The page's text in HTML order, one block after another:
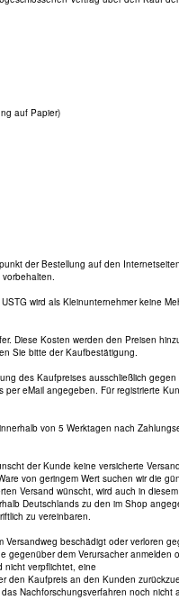
auf Papier)
der Bestellung auf den
wird als Kleinunternehmer keine
Diese Kosten werden den Preisen
Sie bitte der Kaufbestätigung.
des Kaufpreises ausschließlich gegen
eMail angegeben. Für registrierte
von 5 Werktagen nach
der Kunde keine versicherte
von geringem Wert suchen wir die
Versand wünscht, wird auch in
Deutschlands zu den im Shop
zu vereinbaren.
beschädigt oder verloren
gegenüber dem Verursacher anmelden
nicht verpflichtet, eine
den Kaufpreis an den Kunden
Nachforschungsverfahren noch nicht